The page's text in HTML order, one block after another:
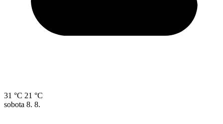
31 °C 21 °C
sobota 8. 8.